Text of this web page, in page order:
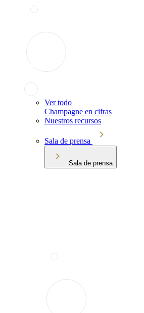
Ver todo
Champagne en cifras
Nuestros recursos
Sala de prensa
Sala de prensa